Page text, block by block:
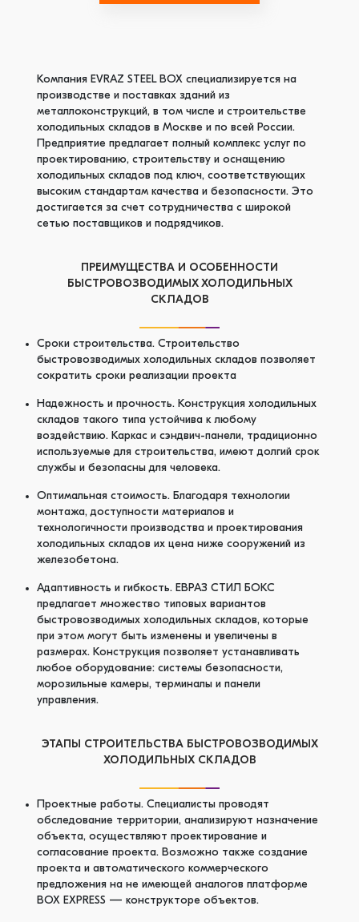
Компания EVRAZ STEEL BOX специализируется на
производстве и поставках зданий из
металлоконструкций, в том числе и строительстве
холодильных складов в Москве и по всей России.
Предприятие предлагает полный комплекс услуг по
проектированию, строительству и оснащению
холодильных складов под ключ, соответствующих
высоким стандартам качества и безопасности. Это
достигается за счет сотрудничества с широкой
сетью поставщиков и подрядчиков.
ПРЕИМУЩЕСТВА И ОСОБЕННОСТИ
БЫСТРОВОЗВОДИМЫХ ХОЛОДИЛЬНЫХ
СКЛАДОВ
Сроки строительства. Строительство
быстровозводимых холодильных складов позволяет
сократить сроки реализации проекта
Надежность и прочность. Конструкция холодильных
складов такого типа устойчива к любому
воздействию. Каркас и сэндвич-панели, традиционно
используемые для строительства, имеют долгий срок
службы и безопасны для человека.
Оптимальная стоимость. Благодаря технологии
монтажа, доступности материалов и
технологичности производства и проектирования
холодильных складов их цена ниже сооружений из
железобетона.
Адаптивность и гибкость. ЕВРАЗ СТИЛ БОКС
предлагает множество типовых вариантов
быстровозводимых холодильных складов, которые
при этом могут быть изменены и увеличены в
размерах. Конструкция позволяет устанавливать
любое оборудование: системы безопасности,
морозильные камеры, терминалы и панели
управления.
ЭТАПЫ СТРОИТЕЛЬСТВА БЫСТРОВОЗВОДИМЫХ
ХОЛОДИЛЬНЫХ СКЛАДОВ
Проектные работы. Специалисты проводят
обследование территории, анализируют назначение
объекта, осуществляют проектирование и
согласование проекта. Возможно также создание
проекта и автоматического коммерческого
предложения на не имеющей аналогов платформе
BOX EXPRESS — конструкторе объектов.